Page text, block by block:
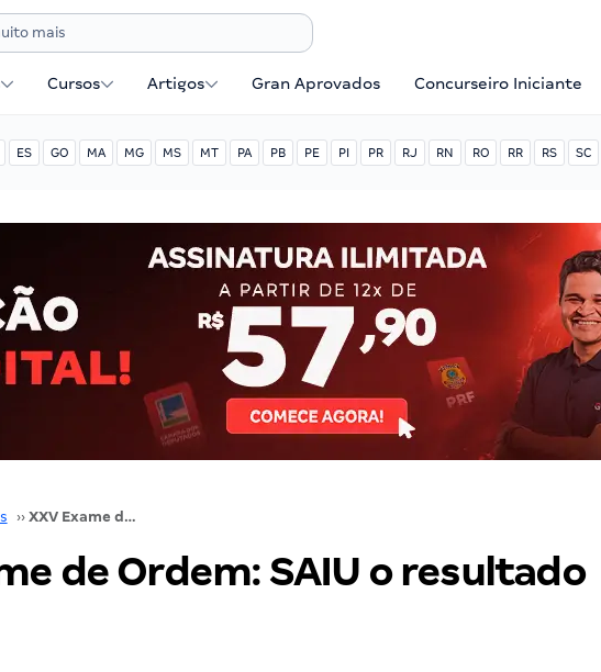
Cursos Artigos Gran Aprovados Concurseiro Iniciante
ES GO MA MG MS MT PA PB PE PI PR RJ RN RO RR RS SC
›› XXV Exame de Ordem: SAIU o resultado final!
de Ordem: SAIU o resultado